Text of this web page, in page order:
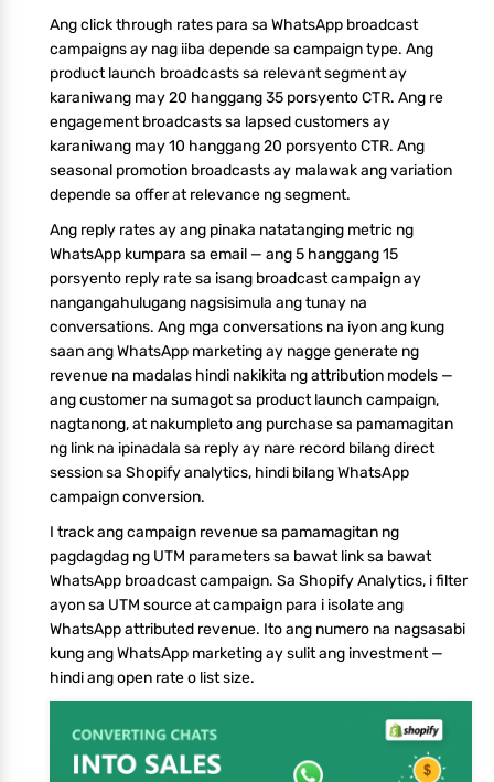
Ang click through rates para sa WhatsApp broadcast
campaigns ay nag iiba depende sa campaign type. Ang
product launch broadcasts sa relevant segment ay
karaniwang may 20 hanggang 35 porsyento CTR. Ang re
engagement broadcasts sa lapsed customers ay
karaniwang may 10 hanggang 20 porsyento CTR. Ang
seasonal promotion broadcasts ay malawak ang variation
depende sa offer at relevance ng segment.
Ang reply rates ay ang pinaka natatanging metric ng
WhatsApp kumpara sa email — ang 5 hanggang 15
porsyento reply rate sa isang broadcast campaign ay
nangangahulugang nagsisimula ang tunay na
conversations. Ang mga conversations na iyon ang kung
saan ang WhatsApp marketing ay nagge generate ng
revenue na madalas hindi nakikita ng attribution models —
ang customer na sumagot sa product launch campaign,
nagtanong, at nakumpleto ang purchase sa pamamagitan
ng link na ipinadala sa reply ay nare record bilang direct
session sa Shopify analytics, hindi bilang WhatsApp
campaign conversion.
I track ang campaign revenue sa pamamagitan ng
pagdagdag ng UTM parameters sa bawat link sa bawat
WhatsApp broadcast campaign. Sa Shopify Analytics, i filter
ayon sa UTM source at campaign para i isolate ang
WhatsApp attributed revenue. Ito ang numero na nagsasabi
kung ang WhatsApp marketing ay sulit ang investment —
hindi ang open rate o list size.